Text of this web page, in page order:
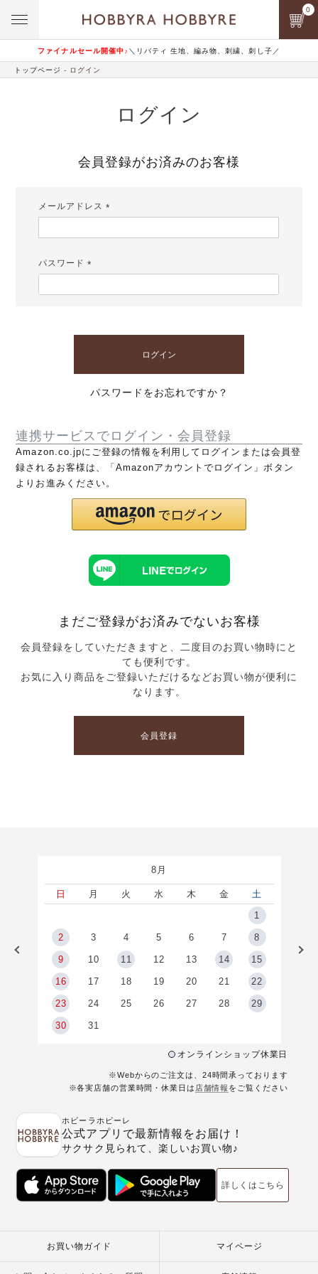
ファイナルセール開催中♪ ＼リバティ 生地、編み物、刺繍、刺し子／
0
トップページ ログイン
ログイン
会員登録がお済みのお客様
メールアドレス
パスワード
ログイン
パスワードをお忘れですか？
連携サービスでログイン・会員登録
Amazon.co.jpにご登録の情報を利用してログインまたは会員登
録されるお客様は、「Amazonアカウントでログイン」ボタン
よりお進みください。
まだご登録がお済みでないお客様
会員登録をしていただきますと、二度目のお買い物時にと
ても便利です。
お気に入り商品をご登録いただけるなどお買い物が便利に
なります。
会員登録
8月
日 月 火 水 木 金
土
1
2 3 4 5 6 7 8
9 10 11 12 13 14 15
16 17 18 19 20 21 22
23 24 25 26 27 28 29
30 31
オンラインショップ休業日
※Webからのご注文は、24時間承っております
※各実店舗の営業時間・休業日は 店舗情報 をご覧ください
ホビーラホビーレ
公式アプリで最新情報をお届け！
サクサク見られて、楽しいお買い物♪
詳しくはこちら
お買い物ガイド マイページ